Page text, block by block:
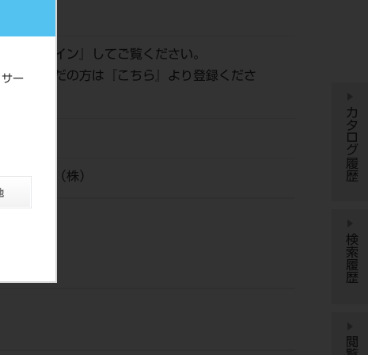
ー
ログイン 』してご覧ください。
録がまだの方は『
こちら
』より登録くださ
シロナ（株） カタログ履歴
検索履歴